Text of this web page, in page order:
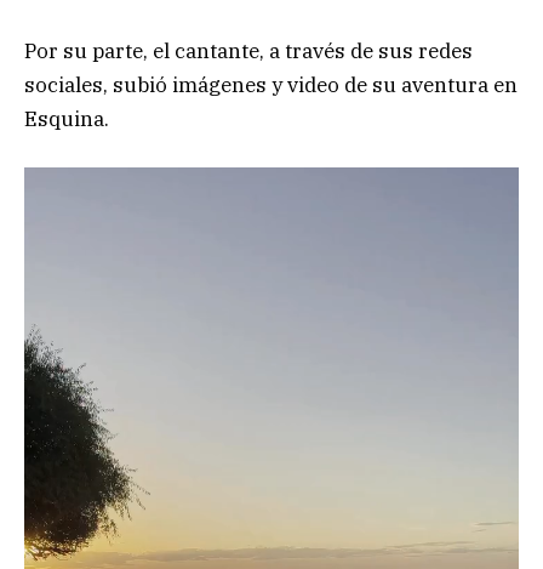
Por su parte, el cantante, a través de sus redes
sociales, subió imágenes y video de su aventura en
Esquina.